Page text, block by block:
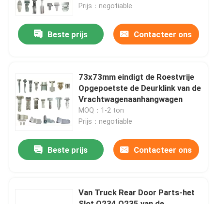
Fabrieksreis
Kwaliteitscontrole
Contacteer ons
Inconel 600 Materiaal
Inconel 625 Materiaal
Inconel 718 Materiaal
de Aanhangwagenvrachtwagen
Prijs：negotiable
Beste prijs Contacteer ons
73x73mm eindigt de Roestvrije
Opgepoetste de Deurklink van de
Vrachtwagenaanhangwagen
MOQ：1-2 ton
Prijs：negotiable
Beste prijs Contacteer ons
Van Truck Rear Door Parts-het